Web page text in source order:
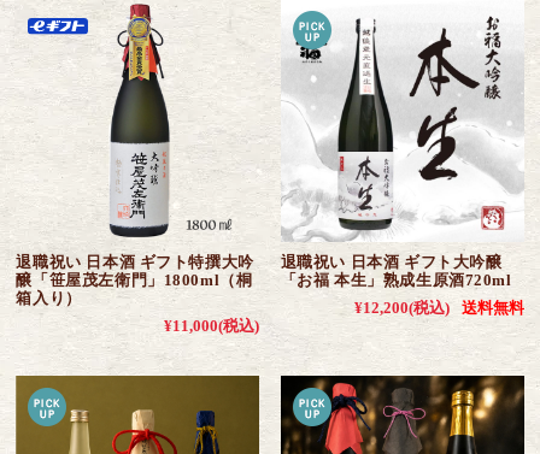
退職祝い 日本酒 ギフト特撰大吟
醸「笹屋茂左衛門」1800ml（桐
箱入り）
¥11,000(税込)
退職祝い 日本酒 ギフト大吟醸
「お福 本生」熟成生原酒720ml
¥12,200(税込) 送料無料